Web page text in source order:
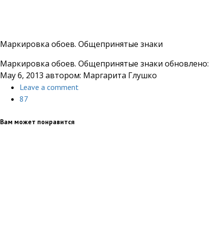
Маркировка обоев. Общепринятые знаки
Маркировка обоев. Общепринятые знаки обновлено:
May 6, 2013 автором: Маргарита Глушко
Leave a comment
87
Вам может понравится